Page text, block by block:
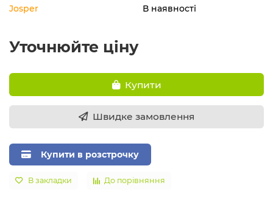
Josper В наявності
Уточнюйте ціну
Купити
Швидке замовлення
Купити в розстрочку
В закладки До порівняння